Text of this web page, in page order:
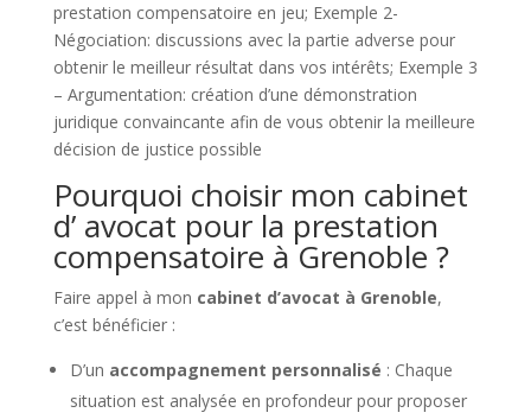
prestation compensatoire en jeu; Exemple 2-
Négociation: discussions avec la partie adverse pour
obtenir le meilleur résultat dans vos intérêts; Exemple 3
– Argumentation: création d’une démonstration
juridique convaincante afin de vous obtenir la meilleure
décision de justice possible
Pourquoi choisir mon cabinet
d’ avocat pour la prestation
compensatoire à Grenoble ?
Faire appel à mon cabinet d’avocat à Grenoble,
c’est bénéficier :
D’un accompagnement personnalisé : Chaque
situation est analysée en profondeur pour proposer